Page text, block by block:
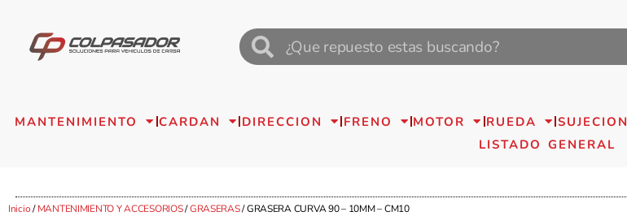
MANTENIMIENTO CARDAN DIRECCION FRENO MOTOR RUEDA SUJECION
LISTADO GENERAL
Inicio/MANTENIMIENTO Y ACCESORIOS/GRASERAS/ GRASERA CURVA 90 – 10MM – CM10